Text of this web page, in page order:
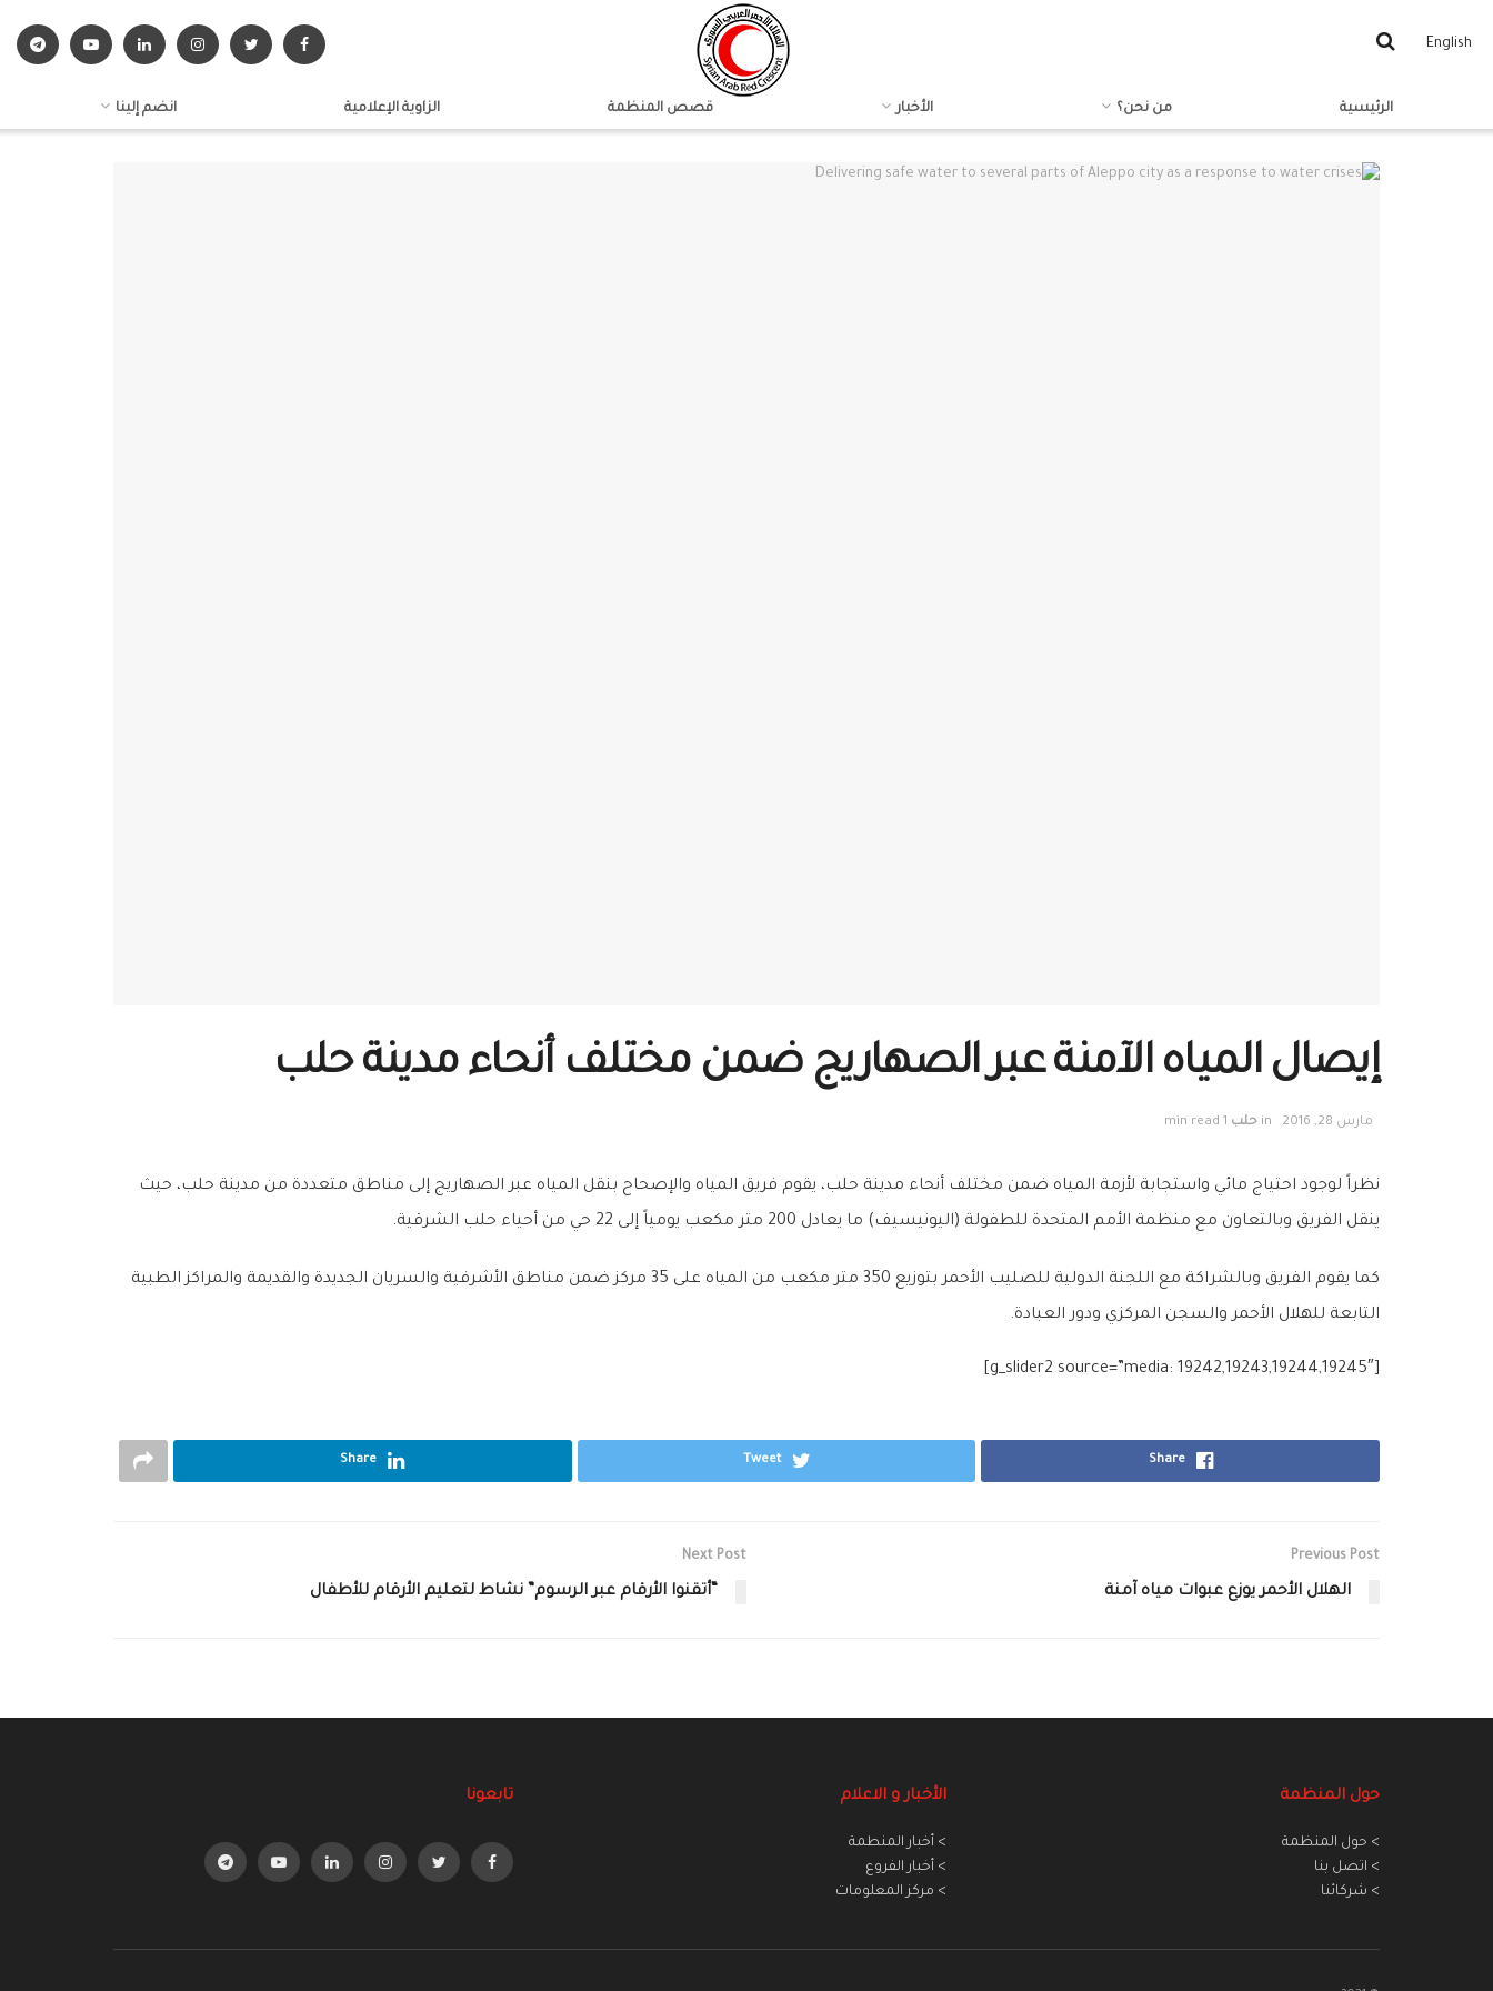
English
الرئيسية من نحن؟ الأخبار قصص المنظمة الزاوية الإعلامية انضم إلينا
إيصال المياه الآمنة عبر الصهاريج ضمن مختلف أنحاء مدينة حلب
مارس 28, 2016 in حلب 1 min read
نظراً لوجود احتياج مائي واستجابة لأزمة المياه ضمن مختلف أنحاء مدينة حلب، يقوم فريق المياه والإصحاح بنقل المياه عبر الصهاريج إلى مناطق متعددة من مدينة حلب، حيث
ينقل الفريق وبالتعاون مع منظمة الأمم المتحدة للطفولة (اليونيسيف) ما يعادل 200 متر مكعب يومياً إلى 22 حي من أحياء حلب الشرقية.
كما يقوم الفريق وبالشراكة مع اللجنة الدولية للصليب الأحمر بتوزيع 350 متر مكعب من المياه على 35 مركز ضمن مناطق الأشرفية والسريان الجديدة والقديمة والمراكز الطبية
التابعة للهلال الأحمر والسجن المركزي ودور العبادة.
[g_slider2 source=”media: 19242,19243,19244,19245″]
Share
Tweet
Share
Previous Post
الهلال الأحمر يوزع عبوات مياه آمنة
Next Post
“أتقنوا الأرقام عبر الرسوم” نشاط لتعليم الأرقام للأطفال
حول المنظمة
> حول المنظمة
> اتصل بنا
> شركائنا
الأخبار و الاعلام
> أخبار المنطمة
> أخبار الفروع
> مركز المعلومات
تابعونا